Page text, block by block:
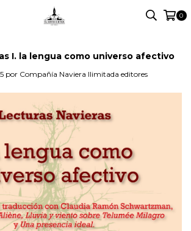
0
I. la lengua como universo afectivo
por Compañía Naviera Ilimitada editores